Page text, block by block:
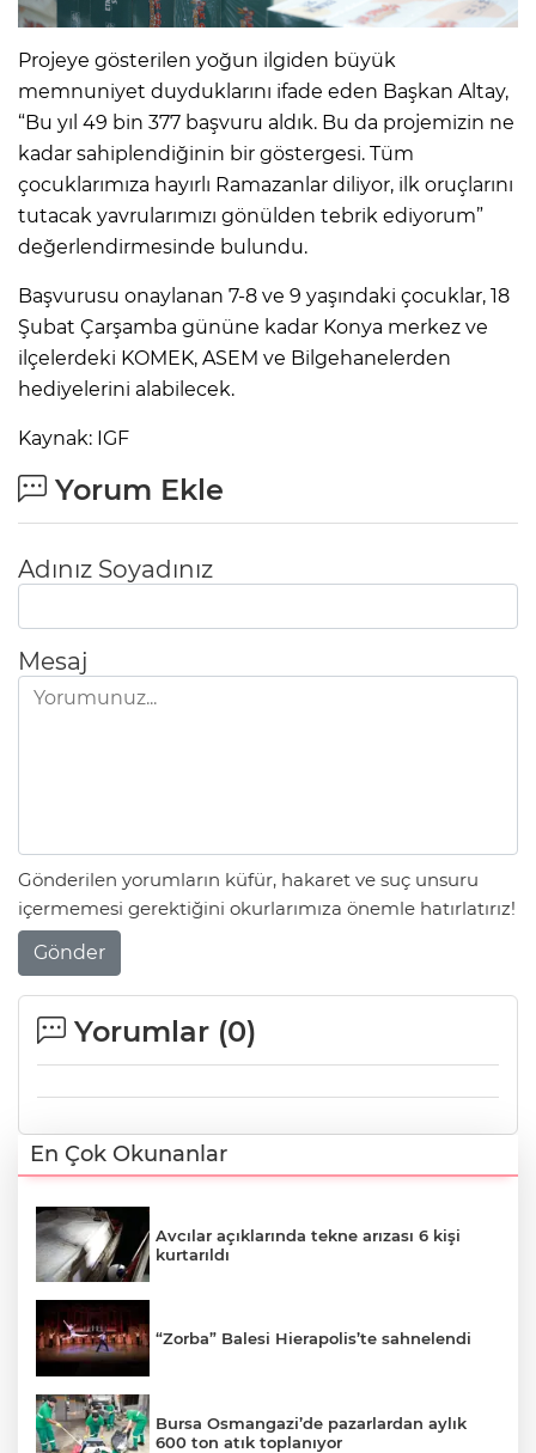
Projeye gösterilen yoğun ilgiden büyük
memnuniyet duyduklarını ifade eden Başkan Altay,
“Bu yıl 49 bin 377 başvuru aldık. Bu da projemizin ne
kadar sahiplendiğinin bir göstergesi. Tüm
çocuklarımıza hayırlı Ramazanlar diliyor, ilk oruçlarını
tutacak yavrularımızı gönülden tebrik ediyorum”
değerlendirmesinde bulundu.
Başvurusu onaylanan 7-8 ve 9 yaşındaki çocuklar, 18
Şubat Çarşamba gününe kadar Konya merkez ve
ilçelerdeki KOMEK, ASEM ve Bilgehanelerden
hediyelerini alabilecek.
Kaynak: IGF
Yorum Ekle
Adınız Soyadınız
Mesaj
Gönderilen yorumların küfür, hakaret ve suç unsuru
içermemesi gerektiğini okurlarımıza önemle hatırlatırız!
Gönder
Yorumlar (0)
En Çok Okunanlar
Avcılar açıklarında tekne arızası 6 kişi
kurtarıldı
“Zorba” Balesi Hierapolis’te sahnelendi
Bursa Osmangazi’de pazarlardan aylık
600 ton atık toplanıyor